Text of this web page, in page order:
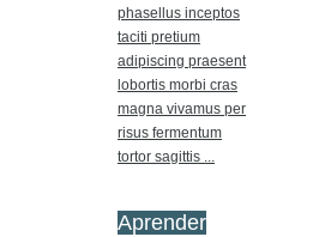
phasellus inceptos
taciti pretium
adipiscing praesent
lobortis morbi cras
magna vivamus per
risus fermentum
tortor sagittis ...
Aprender